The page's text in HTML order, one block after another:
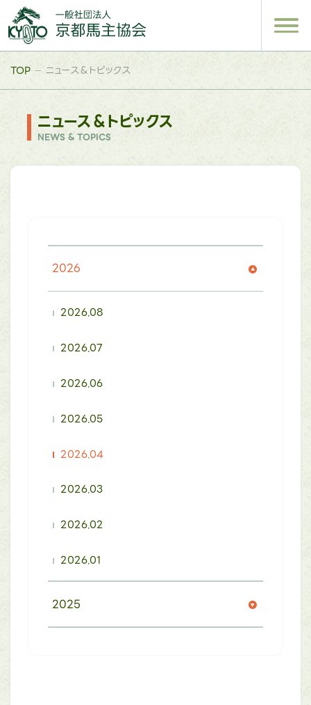
TOP ニュース＆トピックス
ニュース＆トピックス
NEWS & TOPICS
2026
2026.08
2026.07
2026.06
2026.05
2026.04
2026.03
2026.02
2026.01
2025